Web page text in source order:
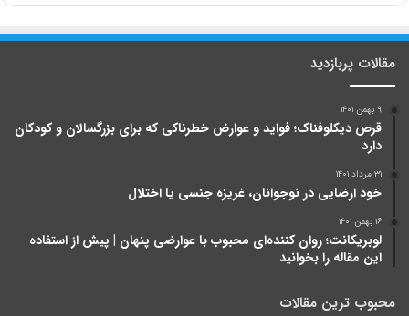
مقالات پربازدید
۹ بهمن ۱۴۰۱
قرص دیکلوفناک؛ فواید و عوارض خطرناکی که برای بزرگسالان و کودکان
دارد
۳۱ مرداد ۱۴۰۱
خود ارضایی در نوجوانان، غریزه جنسی یا اختلال
۱۶ بهمن ۱۴۰۱
لوبریکانت؛ روان کننده‌ای محبوب با عوارضی پنهان | پیش از استفاده
این مقاله را بخوانید
محبوب ترین مقالات